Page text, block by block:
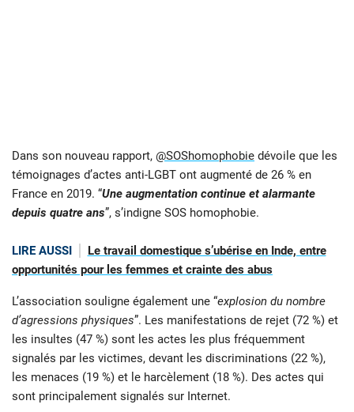
Dans son nouveau rapport, @SOShomophobie dévoile que les
témoignages d’actes anti-LGBT ont augmenté de 26 % en
France en 2019. “Une augmentation continue et alarmante
depuis quatre ans”, s’indigne SOS homophobie.
LIRE AUSSI
Le travail domestique s’ubérise en Inde, entre
opportunités pour les femmes et crainte des abus
L’association souligne également une “explosion du nombre
d’agressions physiques”. Les manifestations de rejet (72 %) et
les insultes (47 %) sont les actes les plus fréquemment
signalés par les victimes, devant les discriminations (22 %),
les menaces (19 %) et le harcèlement (18 %). Des actes qui
sont principalement signalés sur Internet.